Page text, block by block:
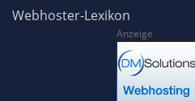
Webhoster-Lexikon
Anzeige